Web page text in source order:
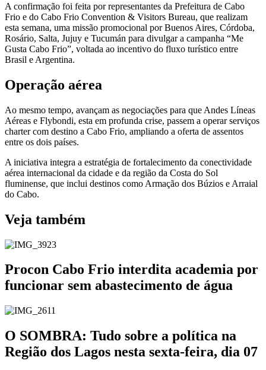
A confirmação foi feita por representantes da Prefeitura de Cabo
Frio e do Cabo Frio Convention & Visitors Bureau, que realizam
esta semana, uma missão promocional por Buenos Aires, Córdoba,
Rosário, Salta, Jujuy e Tucumán para divulgar a campanha “Me
Gusta Cabo Frio”, voltada ao incentivo do fluxo turístico entre
Brasil e Argentina.
Operação aérea
Ao mesmo tempo, avançam as negociações para que Andes Líneas
Aéreas e Flybondi, esta em profunda crise, passem a operar serviços
charter com destino a Cabo Frio, ampliando a oferta de assentos
entre os dois países.
A iniciativa integra a estratégia de fortalecimento da conectividade
aérea internacional da cidade e da região da Costa do Sol
fluminense, que inclui destinos como Armação dos Búzios e Arraial
do Cabo.
Veja também
Procon Cabo Frio interdita academia por
funcionar sem abastecimento de água
O SOMBRA: Tudo sobre a política na
Região dos Lagos nesta sexta-feira, dia 07